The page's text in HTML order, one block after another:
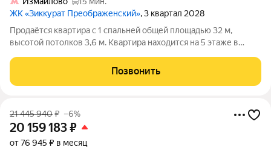
ЖК «Зиккурат Преображенский», 3 квартал 2028
Продаётся квартира с 1 спальней общей площадью 32 м,
высотой потолков 3,6 м. Квартира находится на 5 этаже в
«Зиккурат Преображенский» расположен в тихом зелёном
районе, где сохранилась
Позвонить
21 445 940₽ –6%
20 159 183₽
от 76 945 ₽ в месяц